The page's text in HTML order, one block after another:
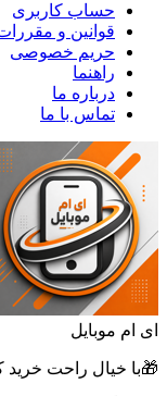
حساب کاربری
قوانین و
حریم خصوصی
راهنما
درباره ما
تماس با ما
ای ام موبایل
🎁با خیال راحت خرید